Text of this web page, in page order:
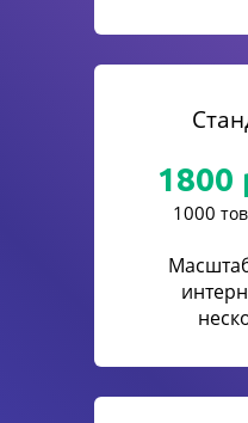
1800
1000